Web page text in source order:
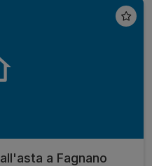
all'asta a Fagnano